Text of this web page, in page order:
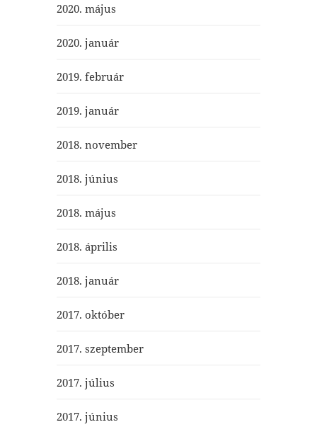
2020. május
2020. január
2019. február
2019. január
2018. november
2018. június
2018. május
2018. április
2018. január
2017. október
2017. szeptember
2017. július
2017. június